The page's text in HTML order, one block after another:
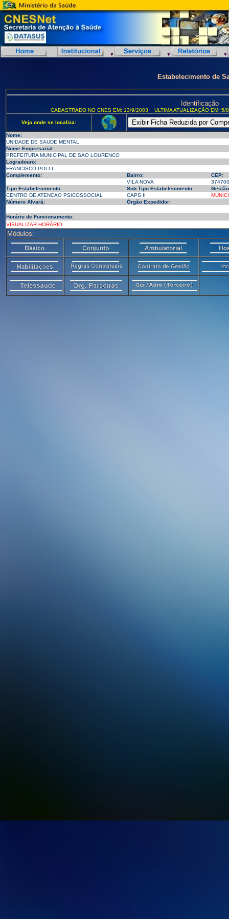
Estabelecimento de
Identificação
CADASTRADO NO CNES EM: 13/9/2003 ULTIMA ATUALIZAÇÃO EM:
Veja onde se localiza:
Nome:
UNIDADE DE SAUDE MENTAL
Nome Empresarial:
PREFEITURA MUNICIPAL DE SAO LOURENCO
Logradouro:
FRANCISCO POLLI
Complemento:
Bairro:
CEP:
VILA NOVA
Tipo Estabelecimento:
Sub Tipo Estabelecimento:
CENTRO DE ATENCAO PSICOSSOCIAL
CAPS II
Número Alvará:
Órgão Expedidor:
Horário de Funcionamento:
VISUALIZAR HORÁRIO
Módulos: